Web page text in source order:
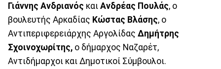
Γιάννης Ανδριανός και Ανδρέας Πουλάς, ο
βουλευτής Αρκαδίας Κώστας Βλάσης, ο
Αντιπεριφερειάρχης Αργολίδας Δημήτρης
Σχοινοχωρίτης, ο δήμαρχος Ναζαρέτ,
Αντιδήμαρχοι και Δημοτικοί Σύμβουλοι.